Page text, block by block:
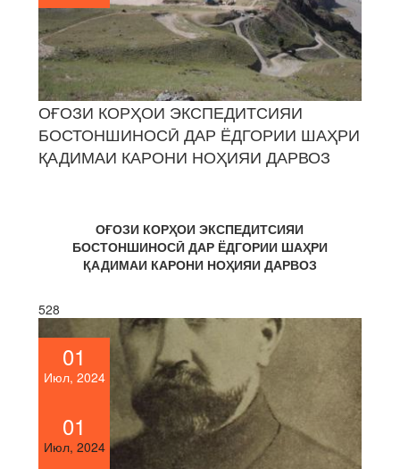
ОҒОЗИ КОРҲОИ ЭКСПЕДИТСИЯИ
БОСТОНШИНОСӢ ДАР ЁДГОРИИ ШАҲРИ
ҚАДИМАИ КАРОНИ НОҲИЯИ ДАРВОЗ
ОҒОЗИ КОРҲОИ ЭКСПЕДИТСИЯИ
БОСТОНШИНОСӢ ДАР ЁДГОРИИ ШАҲРИ
ҚАДИМАИ КАРОНИ НОҲИЯИ ДАРВОЗ
528
01
Июл, 2024
01
Июл, 2024